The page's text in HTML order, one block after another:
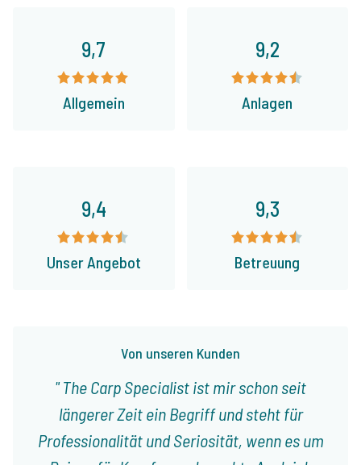
9,7
Allgemein
9,2
Anlagen
Von unseren Kunden
The Carp Specialist ist mir schon seit
längerer Zeit ein Begriff und steht für
Professionalität und Seriosität, wenn es um
9,4
Unser Angebot
9,3
Betreuung